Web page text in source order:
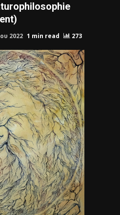
2022 1 min read 273